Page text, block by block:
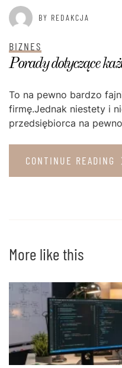
BY REDAKCJA
BIZNES
Porady dotyczące
To na pewno bardzo
firmę.Jednak niestety i
przedsiębiorca na
CONTINUE READING
More like this